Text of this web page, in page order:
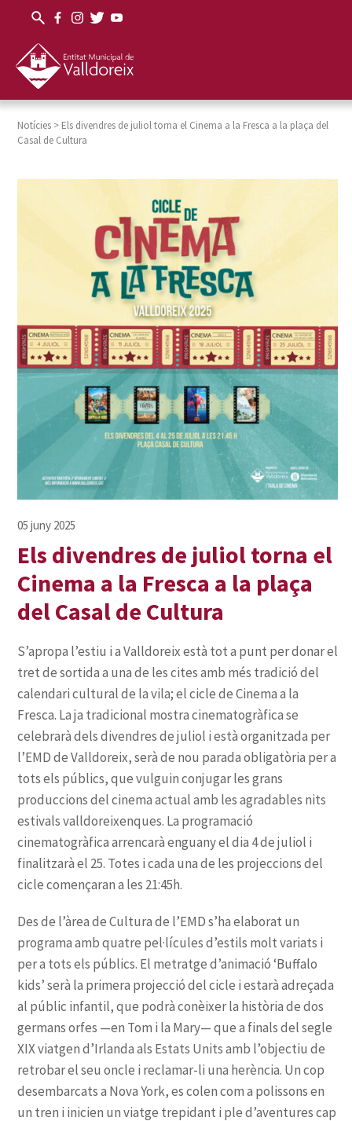
Notícies > Els divendres de juliol torna el Cinema a la Fresca a la plaça del
Casal de Cultura
Els divendres de juliol torna el
Cinema a la Fresca a la plaça
del Casal de Cultura